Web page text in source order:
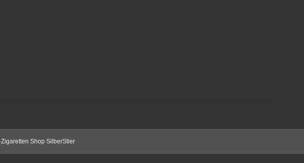
Zigaretten Shop SilberStier